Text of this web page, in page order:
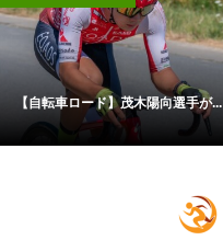
【自転車ロード】茂木陽向選手が...